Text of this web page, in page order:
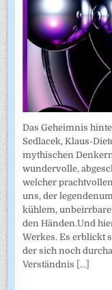
Das Geheimnis
Sedlacek, Klaus-
mythischen
wundervolle,
welcher
uns, der
kühlem,
den Händen.Und
Werkes. Es erblickt
der sich noch
Verständnis [...]